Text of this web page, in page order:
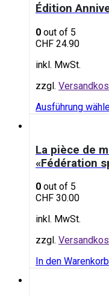
Édition
0 out of 5
CHF 24.90
inkl. MwSt.
zzgl.
Ausführung
La pièce de
«Fédération
0 out of 5
CHF 30.00
inkl. MwSt.
zzgl.
In den Warenkorb